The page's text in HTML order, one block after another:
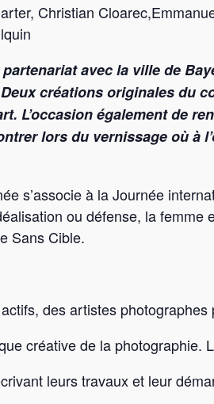
Christian
avec la ville de
créations originales du
L’occasionégalement de
lors du vernissage où à
s’associe à la Journée
ou défense, la femme
Sans Cible.
des artistes photographes
créative de la photographie.
leurs travaux et leur